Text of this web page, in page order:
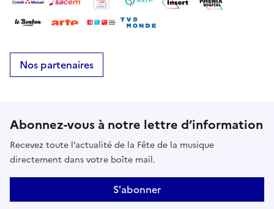
Nos partenaires
Abonnez-vous à notre lettre d’information
Recevez toute l’actualité de la Fête de la musique
directement dans votre boîte mail.
S'abonner